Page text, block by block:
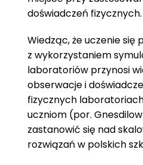
doświadczeń fizycznych.
Wiedząc, że uczenie się
z wykorzystaniem
laboratoriów przynosi
obserwacje i
fizycznych
uczniom (por. Gnesdilow
zastanowić się nad
rozwiązań w polskich